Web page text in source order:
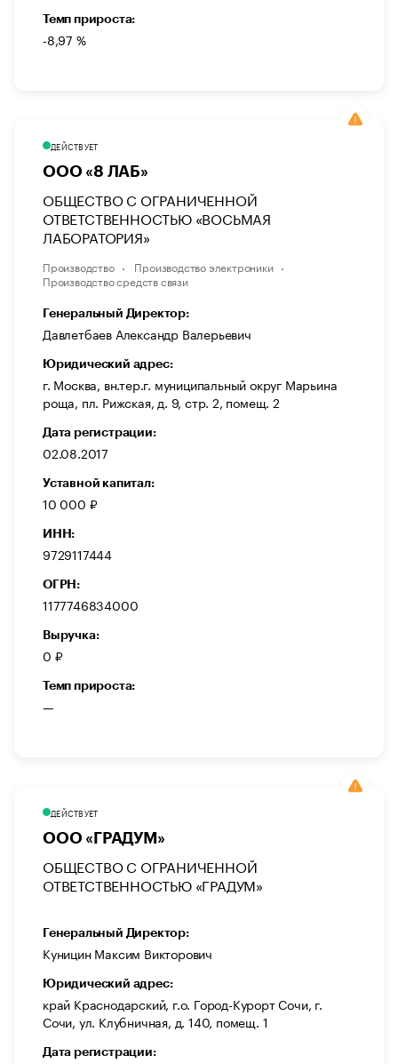
Темп прироста:
-8,97 %
ДЕЙСТВУЕТ
ООО «8 ЛАБ»
ОБЩЕСТВО С ОГРАНИЧЕННОЙ
ОТВЕТСТВЕННОСТЬЮ «ВОСЬМАЯ
ЛАБОРАТОРИЯ»
Производство
Производство электроники
Производство средств связи
Генеральный Директор:
Давлетбаев Александр Валерьевич
Юридический адрес:
г. Москва, вн.тер.г. муниципальный округ Марьина
роща, пл. Рижская, д. 9, стр. 2, помещ. 2
Дата регистрации:
02.08.2017
Уставной капитал:
10 000 ₽
ИНН:
9729117444
ОГРН:
1177746834000
Выручка:
0 ₽
Темп прироста:
—
ДЕЙСТВУЕТ
ООО «ГРАДУМ»
ОБЩЕСТВО С ОГРАНИЧЕННОЙ
ОТВЕТСТВЕННОСТЬЮ «ГРАДУМ»
Генеральный Директор:
Куницин Максим Викторович
Юридический адрес:
край Краснодарский, г.о. Город-Курорт Сочи, г.
Сочи, ул. Клубничная, д. 140, помещ. 1
Дата регистрации: